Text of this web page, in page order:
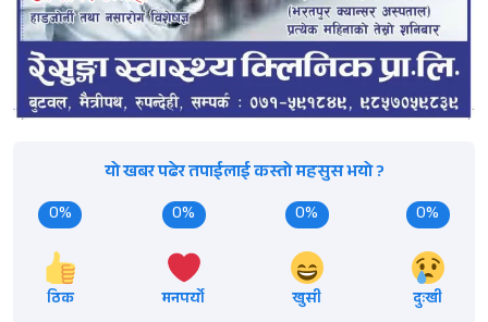
यो खबर पढेर तपाईलाई कस्तो महसुस भयो ?
0%
ठिक
0%
मनपर्यो
0%
खुसी
0%
दुःखी